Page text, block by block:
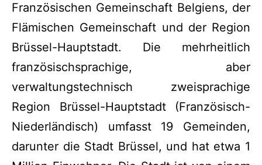
Französischen Gemeinschaft Belgiens, der
Flämischen Gemeinschaft und der Region
Brüssel-Hauptstadt. Die mehrheitlich
französischsprachige, aber
verwaltungstechnisch zweisprachige
Region Brüssel-Hauptstadt (Französisch-
Niederländisch) umfasst 19 Gemeinden,
darunter die Stadt Brüssel, und hat etwa 1